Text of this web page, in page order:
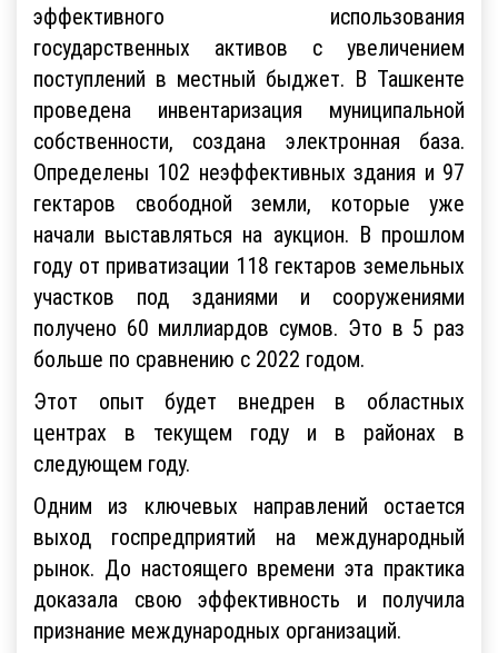
эффективного использования
государственных активов с увеличением
поступлений в местный быджет. В Ташкенте
проведена инвентаризация муниципальной
собственности, создана электронная база.
Определены 102 неэффективных здания и 97
гектаров свободной земли, которые уже
начали выставляться на аукцион. В прошлом
году от приватизации 118 гектаров земельных
участков под зданиями и сооружениями
получено 60 миллиардов сумов. Это в 5 раз
больше по сравнению с 2022 годом.
Этот опыт будет внедрен в областных
центрах в текущем году и в районах в
следующем году.
Одним из ключевых направлений остается
выход госпредприятий на международный
рынок. До настоящего времени эта практика
доказала свою эффективность и получила
признание международных организаций.